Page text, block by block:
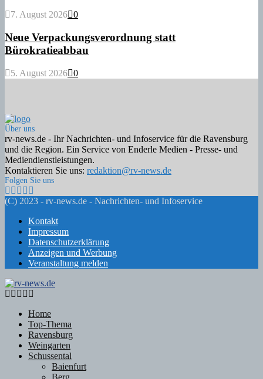
7. August 2026 0
Neue Verpackungsverordnung statt
Bürokratieabbau
5. August 2026 0
Über uns
rv-news.de - Ihr Nachrichten- und Infoservice für die Ravensburg
und die Region. Ein Service von Enderle Medien - Presse- und
Mediendienstleistungen.
Kontaktieren Sie uns: redaktion@rv-news.de
Folgen Sie uns
Facebook
Twitter
Instagram
Email
(C) 2023 - rv-news.de - Nachrichten- und Infoservice
Kontakt
Impressum
Datenschutzerklärung
Anzeigen und Werbung
Veranstaltung melden
Facebook
Twitter
Instagram
Email
Home
Top-Thema
Ravensburg
Weingarten
Schussental
Baienfurt
Berg